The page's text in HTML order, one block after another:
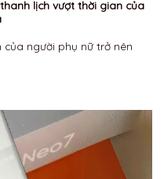
lịch vượt thời gian của
người phụ nữ trở nên